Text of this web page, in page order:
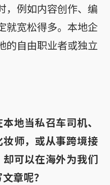
，例如内容创作、编
就宽松得多。本地企
的自由职业者或独立
地当私召车司机、
师，或从事跨境接
可以在海外为我们
章呢？